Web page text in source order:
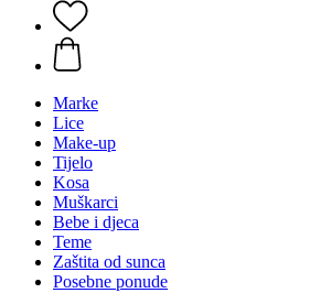
Marke
Lice
Make-up
Tijelo
Kosa
Muškarci
Bebe i djeca
Teme
Zaštita od sunca
Posebne ponude